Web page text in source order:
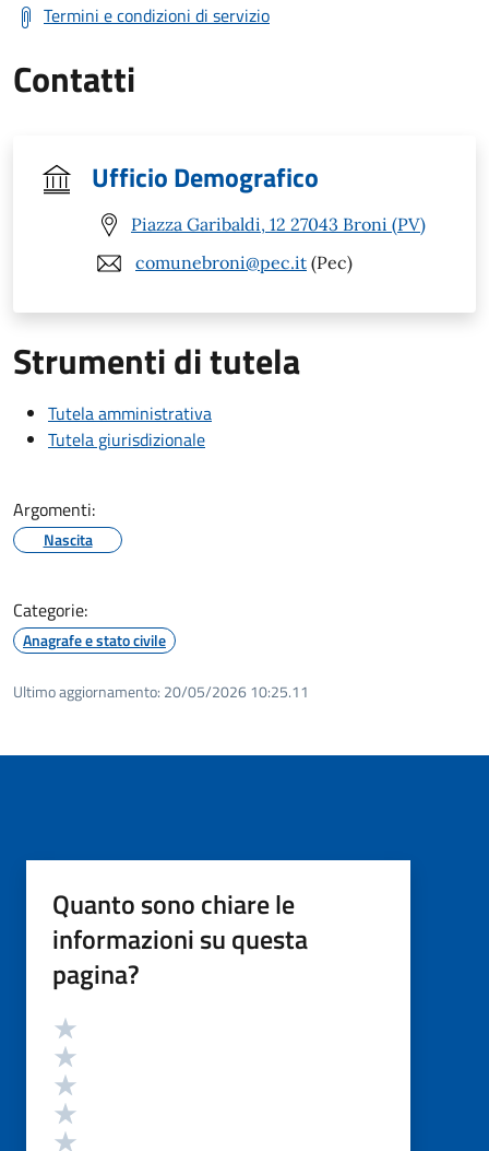
Termini e condizioni di servizio
Contatti
Ufficio Demografico
Piazza Garibaldi, 12 27043 Broni (PV)
comunebroni@pec.it (Pec)
Strumenti di tutela
Tutela amministrativa
Tutela giurisdizionale
Argomenti:
Nascita
Categorie:
Anagrafe e stato civile
Ultimo aggiornamento: 20/05/2026 10:25.11
Quanto sono chiare le
informazioni su questa
pagina?
Valutazione